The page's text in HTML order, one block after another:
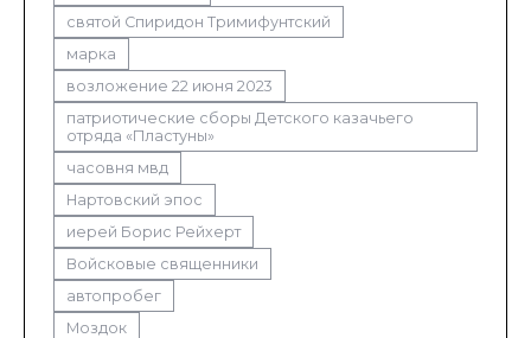
святой Спиридон Тримифунтский
марка
возложение 22 июня 2023
патриотические сборы Детского казачьего
отряда «Пластуны»
часовня мвд
Нартовский эпос
иерей Борис Рейхерт
Войсковые священники
автопробег
Моздок